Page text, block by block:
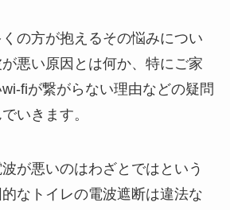
の方が抱えるその悩みについ
悪い原因とは何か、特にご家
fiが繋がらない理由などの疑問
いきます。
が悪いのはわざとではという
なトイレの電波遮断は違法な